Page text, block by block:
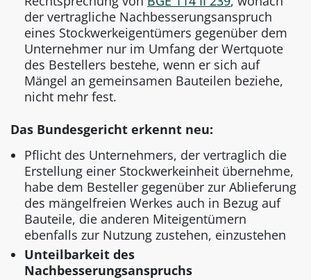
der vertragliche Nachbesserungsanspruch
eines Stockwerkeigentümers gegenüber dem
Unternehmer nur im Umfang der Wertquote
des Bestellers bestehe, wenn er sich auf
Mängel an gemeinsamen Bauteilen beziehe,
nicht mehr fest.
Das Bundesgericht erkennt neu:
Pflicht des Unternehmers, der vertraglich die
Erstellung einer Stockwerkeinheit übernehme,
habe dem Besteller gegenüber zur Ablieferung
des mängelfreien Werkes auch in Bezug auf
Bauteile, die anderen Miteigentümern
ebenfalls zur Nutzung zustehen, einzustehen
Unteilbarkeit des
Nachbesserungsanspruchs